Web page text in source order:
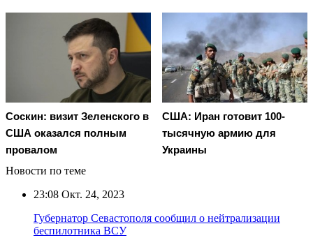
Соскин: визит Зеленского в
США оказался полным
провалом
США: Иран готовит 100-
тысячную армию для
Украины
Новости по теме
23:08 Окт. 24, 2023
Губернатор Севастополя сообщил о нейтрализации
беспилотника ВСУ